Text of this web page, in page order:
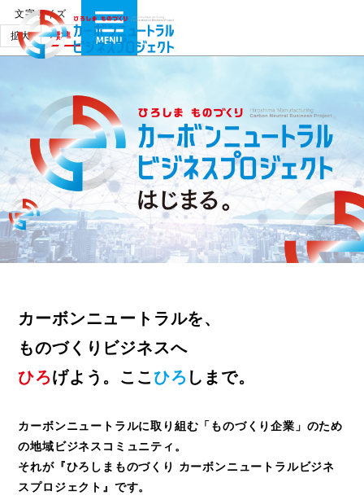
文字サイズ
拡大
標準
カーボンニュートラルを、
ものづくりビジネスへ
ひろげよう。ここひろ しまで。
カーボンニュートラルに取り組む「ものづくり企業」のため
の地域ビジネスコミュニティ。
それが『ひろしまものづくり カーボンニュートラルビジネ
スプロジェクト』です。